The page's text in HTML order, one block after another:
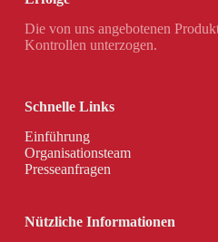
Die von uns angebotenen
Kontrollen unterzogen.
Schnelle Links
Einführung
Organisationsteam
Presseanfragen
Nützliche Informationen